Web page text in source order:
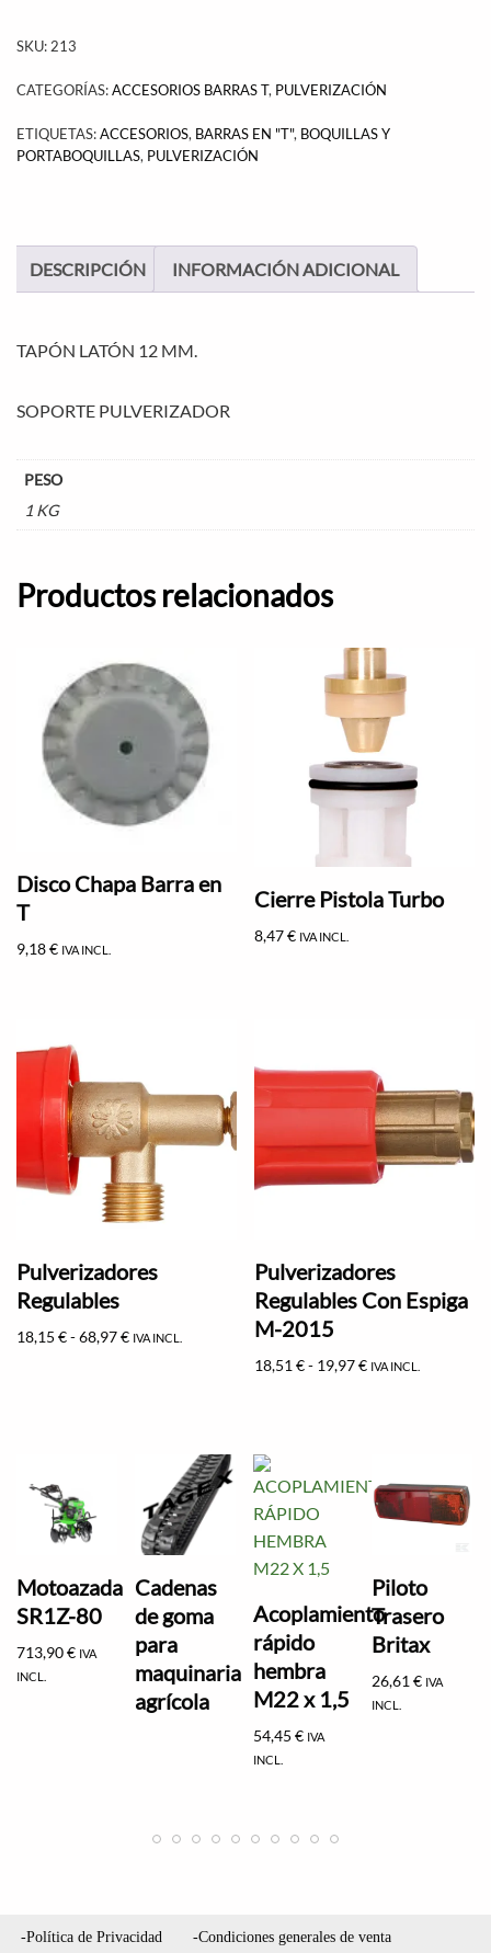
SKU: 213
CATEGORÍAS:ACCESORIOS BARRAS T, PULVERIZACIÓN
ETIQUETAS:ACCESORIOS, BARRAS EN "T", BOQUILLAS Y
PORTABOQUILLAS, PULVERIZACIÓN
DESCRIPCIÓN INFORMACIÓN ADICIONAL
TAPÓN LATÓN 12 MM.
SOPORTE PULVERIZADOR
PESO
1 KG
Productos relacionados
Disco Chapa Barra en
T
9,18€ IVA INCL.
Cierre Pistola Turbo
8,47€ IVA INCL.
Pulverizadores
Regulables
18,15 €-68,97€ IVA INCL.
Pulverizadores
Regulables Con Espiga
M-2015
18,51€- 19,97€ IVA INCL.
Motoazada
SR1Z-80
713,90€ IVA
INCL.
Cadenas
de goma
para
maquinaria
agrícola
Acoplamiento
rápido
hembra
M22 x 1,5
54,45€ IVA
INCL.
Piloto
Trasero
Britax
26,61€ IVA
INCL.
-Política de Privacidad -Condiciones generales de venta